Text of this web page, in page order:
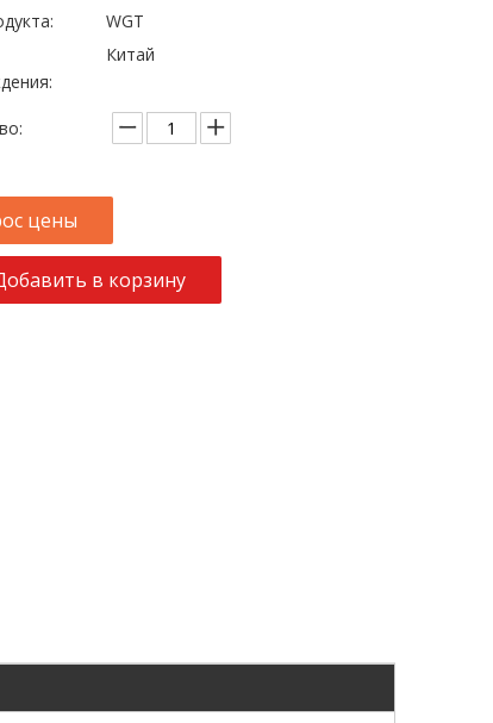
WGT
Китай
цены
в корзину